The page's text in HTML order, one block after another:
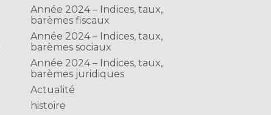
Année 2024 – Indices, taux,
barèmes fiscaux
Année 2024 – Indices, taux,
barèmes sociaux
Année 2024 – Indices, taux,
barèmes juridiques
Actualité
histoire